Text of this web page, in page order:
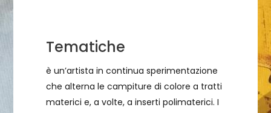
Tematiche
è un’artista in continua sperimentazione
che alterna le campiture di colore a tratti
materici e, a volte, a inserti polimaterici. I